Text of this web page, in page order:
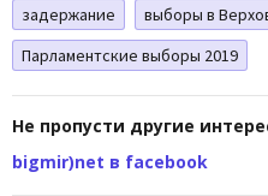
задержание
выборы в
Парламентские выборы 2019
Не пропусти другие
bigmir)net в facebook